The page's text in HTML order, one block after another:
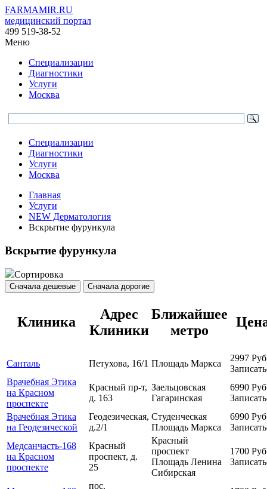
FARMAMIR.RU
медицинский портал
499 519-38-52
Меню
Специализации
Диагностики
Услуги
Москва
Специализации
Диагностики
Услуги
Москва
Главная
Услуги
NEW Дерматология
Вскрытие фурункула
Вскрытие фурункула
Сортировка
Сначала дешевые Сначала дорогие
Клиника
Адрес
Клиники
Ближайшее
метро
Санталь Петухова, 16/1 Площадь Маркса
2997
Врачебная Этика
на Красном
проспекте
Красный пр-т,
д. 163
Заельцовская
Гагаринская
6990
Врачебная Этика
на Геодезической
Геодезическая,
д.2/1
Студенческая
Площадь Маркса
6990
Медсанчасть-168
на Красном
проспекте
Красный
проспект, д.
25
Красный
проспект
Площадь Ленина
Сибирская
1700
пос.